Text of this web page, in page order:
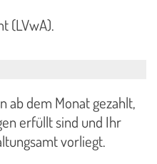
(LVwA).
ab dem Monat gezahlt,
erfüllt sind und Ihr
vorliegt.